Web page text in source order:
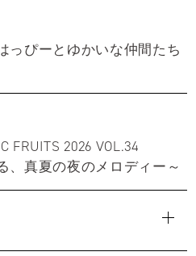
っぴーとゆかいな仲間たち
FRUITS 2026 VOL.34
、真夏の夜のメロディー～